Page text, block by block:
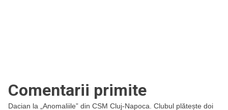
Comentarii primite
Dacian la „Anomaliile” din CSM Cluj-Napoca. Clubul plătește doi